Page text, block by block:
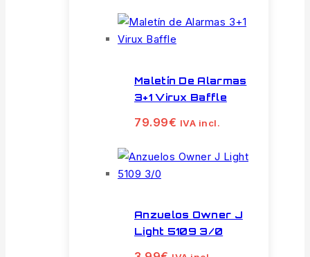
Maletín De Alarmas
3+1 Virux Baffle
79.99€ IVA incl.
Anzuelos Owner J
Light 5109 3/0